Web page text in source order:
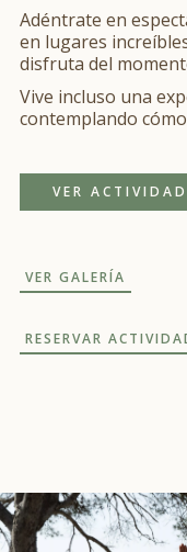
Adéntrate en
en lugares
disfruta del
Vive incluso una
contemplando
VER
VER GALERÍA
RESERVAR